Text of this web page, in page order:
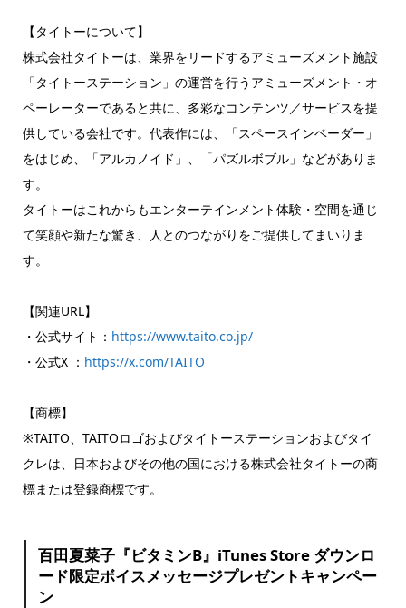
【タイトーについて】
株式会社タイトーは、業界をリードするアミューズメント施設
「タイトーステーション」の運営を行うアミューズメント・オ
ペーレーターであると共に、多彩なコンテンツ／サービスを提
供している会社です。代表作には、「スペースインベーダー」
をはじめ、「アルカノイド」、「パズルボブル」などがありま
す。
タイトーはこれからもエンターテインメント体験・空間を通じ
て笑顔や新たな驚き、人とのつながりをご提供してまいりま
す。
【関連URL】
・公式サイト： https://www.taito.co.jp/
・公式X ： https://x.com/TAITO
【商標】
※TAITO、TAITOロゴおよびタイトーステーションおよびタイ
クレは、日本およびその他の国における株式会社タイトーの商
標または登録商標です。
百田夏菜子『ビタミンB』iTunes Store ダウンロ
ード限定ボイスメッセージプレゼントキャンペー
ン